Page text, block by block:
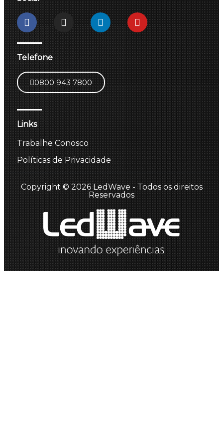
Telefone
0800 943 7800
Links
Trabalhe Conosco
Políticas de Privacidade
Copyright © 2026 LedWave - Todos os direitos
Reservados